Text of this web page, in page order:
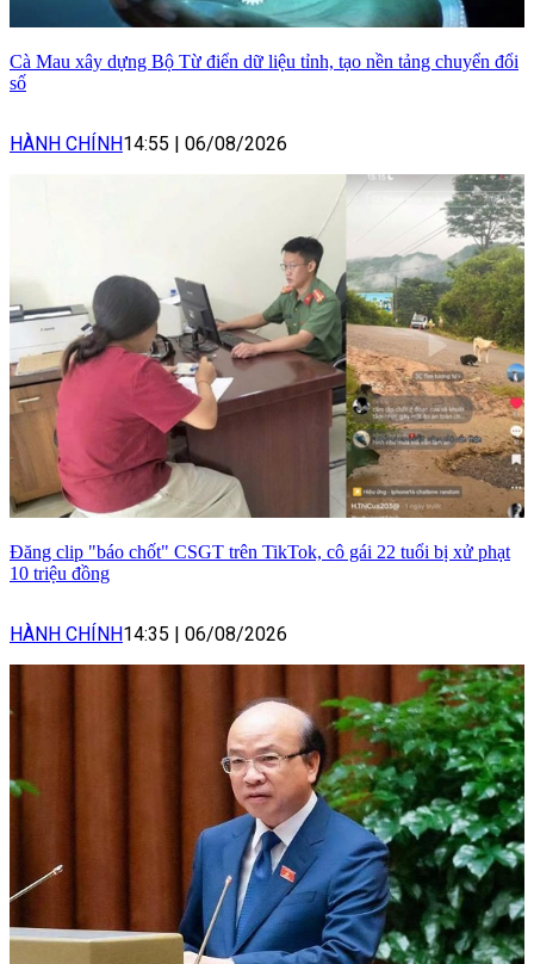
Cà Mau xây dựng Bộ Từ điển dữ liệu tỉnh, tạo nền tảng chuyển đổi
số
HÀNH CHÍNH14:55 06/08/2026
Đăng clip "báo chốt" CSGT trên TikTok, cô gái 22 tuổi bị xử phạt
10 triệu đồng
HÀNH CHÍNH14:35 06/08/2026